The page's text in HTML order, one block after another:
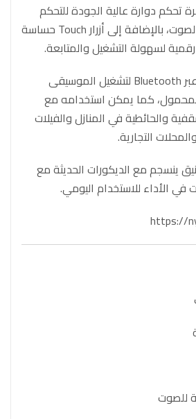
تحكم دوارة عالية الجودة للتحكم
السلس في مستوى الصوت، بالإضافة إلى أزرار Touch حساسة
لسهولة التشغيل والمتابعة.
يدعم الجهاز الاتصال عبر Bluetooth لتشغيل الموسيقى
كما يمكن استخدامه مع
والحائطية في المنازل والفيلات
التجارية.
ينسجم مع الديكورات الحديثة مع
الأداء للاستخدام اليومي.
https://
للصوت